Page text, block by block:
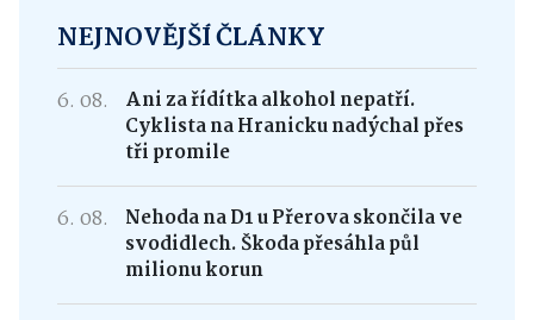
NEJNOVĚJŠÍ ČLÁNKY
6. 08.
Ani za řídítka alkohol nepatří.
Cyklista na Hranicku nadýchal přes
tři promile
6. 08.
Nehoda na D1 u Přerova skončila ve
svodidlech. Škoda přesáhla půl
milionu korun